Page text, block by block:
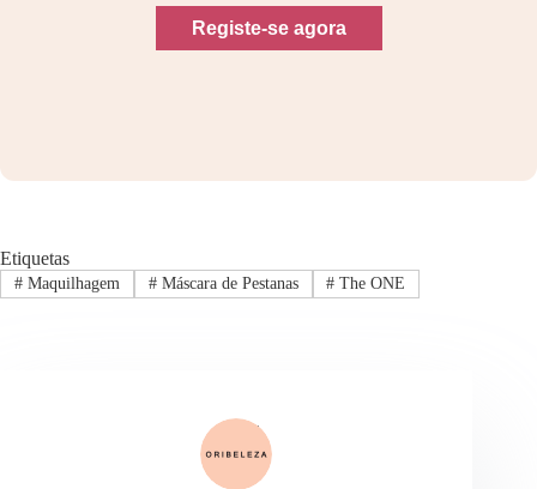
Registe-se agora
Etiquetas
#Maquilhagem #Máscara de Pestanas # The ONE